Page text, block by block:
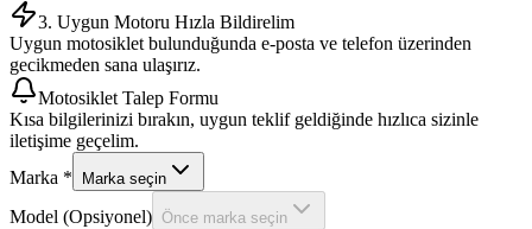
3. Uygun Motoru Hızla Bildirelim
Uygun motosiklet bulunduğunda e-posta ve telefon üzerinden
gecikmeden sana ulaşırız.
Motosiklet Talep Formu
Kısa bilgilerinizi bırakın, uygun teklif geldiğinde hızlıca sizinle
iletişime geçelim.
Marka *
Marka seçin
Model (Opsiyonel) Önce marka seçin